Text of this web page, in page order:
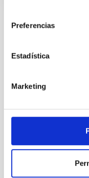
Preferencias
Estadística
Marketinglooking